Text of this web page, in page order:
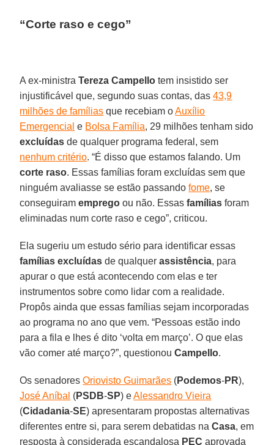
“Corte raso e cego”
A ex-ministraTereza Campello tem insistido ser
injustificável que, segundo suas contas, das43,9
milhões de famílias que recebiam oAuxílio
Emergencial e Bolsa Família, 29 milhões tenham sido
excluídas de qualquer programa federal, sem
nenhum critério. “É disso que estamos falando. Um
corte raso. Essas famílias foram excluídas sem que
ninguém avaliasse se estão passandofome, se
conseguiramemprego ou não. Essasfamílias foram
eliminadas num corte raso e cego”, criticou.
Ela sugeriu um estudo sério para identificar essas
famílias excluídas de qualquerassistência, para
apurar o que está acontecendo com elas e ter
instrumentos sobre como lidar com a realidade.
Propôs ainda que essas famílias sejam incorporadas
ao programa no ano que vem. “Pessoas estão indo
para a fila e lhes é dito ‘volta em março’. O que elas
vão comer até março?”, questionouCampello.
Os senadoresOriovisto Guimarães (Podemos-PR),
José Aníbal (PSDB-SP) eAlessandro Vieira
(Cidadania-SE) apresentaram propostas alternativas
diferentes entre si, para serem debatidas naCasa, em
resposta à considerada escandalosa PEC aprovada